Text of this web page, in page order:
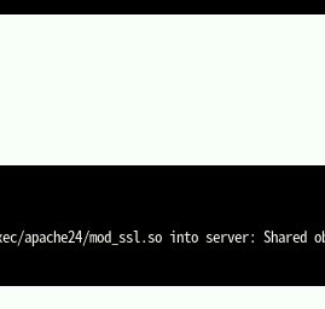
mod_ssl.so into server: Shared